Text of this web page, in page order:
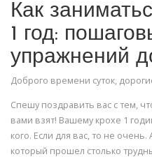
Как
1 год:
упражнений
Доброго времени суток,
Спешу поздравить вас с тем,
вами взят! Вашему крохе 1
кого. Если для вас, то не очень.
который прошел столько